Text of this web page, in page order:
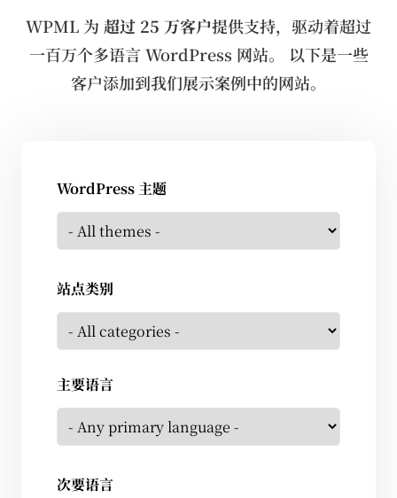
WPML 为 超过 25 万客户提供支持，驱动着超过
一百万个多语言 WordPress 网站。 以下是一些
客户添加到我们展示案例中的网站。
WordPress 主题
站点类别
主要语言
次要语言